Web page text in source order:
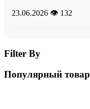
23.06.2026 👁️ 132
Filter By
Популярный товар